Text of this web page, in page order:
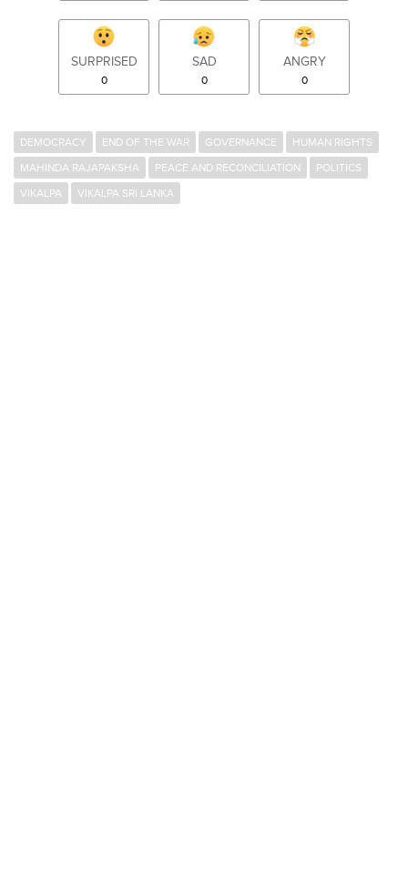
SURPRISED
0
SAD
0
ANGRY
0
DEMOCRACY END OF THE WAR GOVERNANCE
HUMAN RIGHTS
MAHINDA RAJAPAKSHA
PEACE AND RECONCILIATION
POLITICS
VIKALPA
VIKALPA SRI LANKA